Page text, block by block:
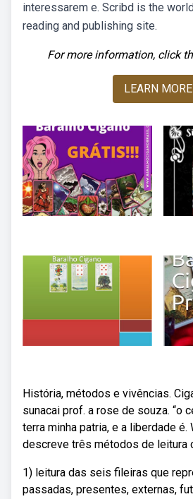
interessarem e. Scribd is the
reading and publishing site.
For more information, click
LEARN MORE
História, métodos e vivências.
sunacai prof. a rose de souza. “o
terra minha patria, e a liberdade é.
descreve três métodos de leitura
1) leitura das seis fileiras que
passadas, presentes, externas,